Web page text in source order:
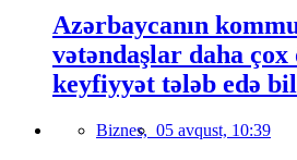
Azərbaycanın
vətəndaşlar daha
keyfiyyət tələb edə
Biznes, 05 avqust, 10:39